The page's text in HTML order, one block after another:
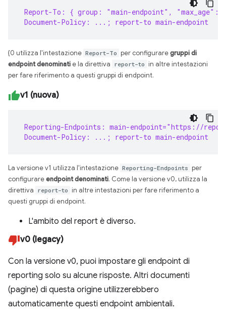
Report-To: { group: "main-endpoint",
Document-Policy: ...; report-to main-endpoint
{0 utilizza l'intestazione Report-To per configuraregruppi di
endpoint denominati e la direttiva report-to in altre intestazioni
per fare riferimento a questi gruppi di endpoint.
v1 (nuova)
Reporting-Endpoints: main-endpoint="https://
Document-Policy: ...; report-to main-endpoint
La versione v1 utilizza l'intestazione Reporting-Endpoints per
configurareendpoint denominati. Come la versione v0, utilizza la
direttiva report-to in altre intestazioni per fare riferimento a
questi gruppi di endpoint.
L'ambito del report è diverso.
v0 (legacy)
Con la versione v0, puoi impostare gli endpoint di
reporting solo su alcune risposte. Altri documenti
(pagine) di questa origine utilizzerebbero
automaticamente questi endpoint ambientali.